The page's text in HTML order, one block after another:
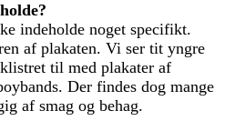
indeholde noget specifikt.
af plakaten. Vi ser tit yngre
til med plakater af
Der findes dog mange
af smag og behag.